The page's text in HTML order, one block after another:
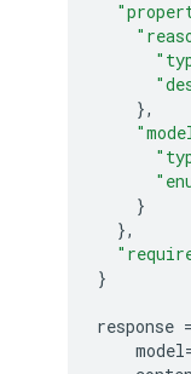
},
}
},
}
response =
model